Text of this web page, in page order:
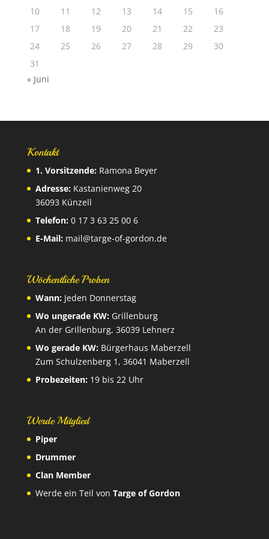
10
11 12 13 14 15
16
17
18 19 20 21 22
23
24
25 26 27 28 29
30
31
« Juni
Kontakt
1. Vorsitzende:Ramona Beyer
Adresse:Kastanienweg 20
36093 Künzell
Telefon:0 17 3 63 25 00 6
E-Mail: mail@targe-of-gordon.de
Wöchentliche Proben
Wann:Jeden Donnerstag
Wo ungerade KW:Grillenburg
An der Grillenburg, 36039 Lehnerz
Wo gerade KW:Bürgerhaus Maberzell
Zum Schulzenberg 1, 36041 Maberzell
Probezeiten:19 bis 22 Uhr
Werde Mitglied
Piper
Drummer
Clan Member
Werde ein Teil von Targe of Gordon